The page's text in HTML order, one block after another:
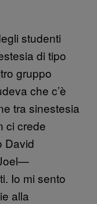
studenti
di tipo
gruppo
che c’è
tra sinestesia
ci crede
David
Io mi sento
alla